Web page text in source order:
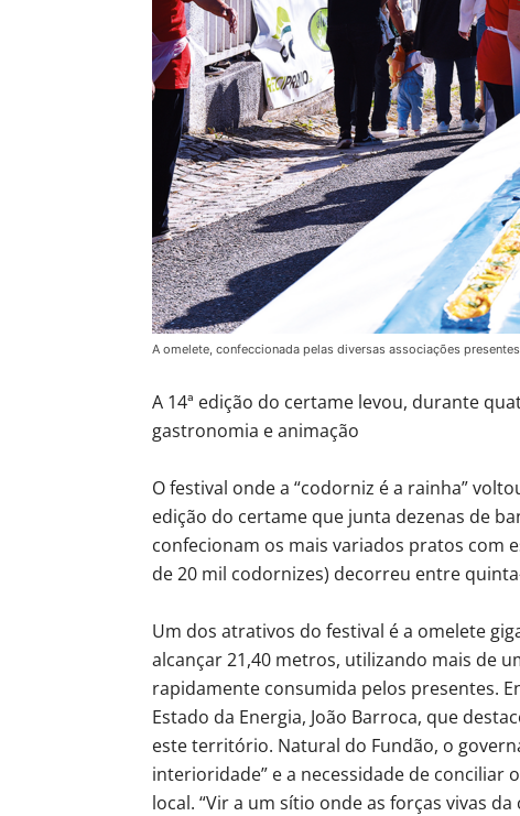
A omelete, confeccionada pelas diversas associações
A 14ª edição do certame levou, durante
gastronomia e animação
O festival onde a “codorniz é a rainha”
edição do certame que junta dezenas de
confecionam os mais variados pratos com
de 20 mil codornizes) decorreu entre
Um dos atrativos do festival é a omelete
alcançar 21,40 metros, utilizando mais de
rapidamente consumida pelos presentes.
Estado da Energia, João Barroca, que
este território. Natural do Fundão, o
interioridade” e a necessidade de conciliar
local. “Vir a um sítio onde as forças vivas